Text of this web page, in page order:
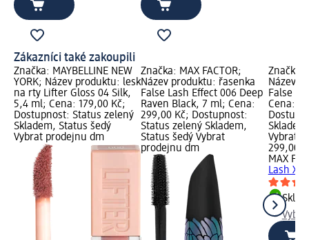
Zákazníci také zakoupili
Značka: MAYBELLINE NEW
YORK; Název produktu: lesk
na rty Lifter Gloss 04 Silk,
5,4 ml; Cena: 179,00 Kč;
Dostupnost: Status zelený
Skladem, Status šedý
Vybrat prodejnu dm
Značka: MAX FACTOR;
Název produktu: řasenka
False Lash Effect 006 Deep
Raven Black, 7 ml; Cena:
299,00 Kč; Dostupnost:
Status zelený Skladem,
Status šedý Vybrat
prodejnu dm
Značka:
Název
False
Cena:
Vybrat
299,00
MAX
Lash